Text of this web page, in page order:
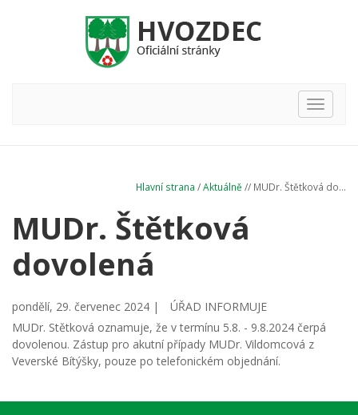
Hlavní
nabídka
Hlavní strana /Aktuálně // MUDr. Štětková do...
MUDr. Štětková
dovolená
pondělí, 29. červenec 2024 |
ÚŘAD INFORMUJE
MUDr. Stětková oznamuje, že v termínu 5.8. - 9.8.2024 čerpá
dovolenou. Zástup pro akutní případy MUDr. Vildomcová z
Veverské Bítýšky, pouze po telefonickém objednání.